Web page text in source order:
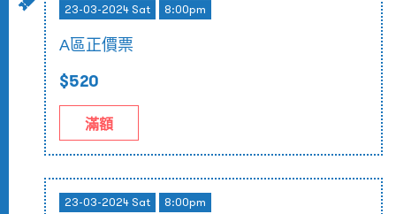
23-03-2024 Sat 8:00pm
A區正價票
$520
滿額
23-03-2024 Sat 8:00pm